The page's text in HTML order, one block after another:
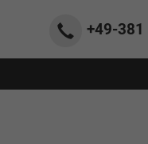
+49-381